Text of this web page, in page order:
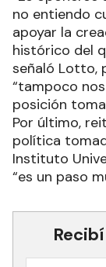
no entiendo
apoyar la
histórico del
señaló Lotto,
“tampoco
posición
Por último,
política
Instituto
“es un paso